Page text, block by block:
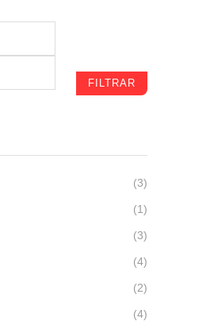
FILTRAR
(3)
(1)
(3)
(4)
(2)
(4)